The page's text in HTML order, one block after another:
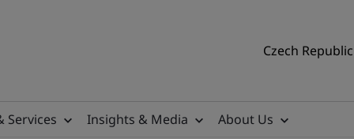
Czech
Services Insights & Media About Us